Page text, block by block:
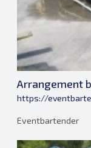
Arrangement
https://
Eventbartender